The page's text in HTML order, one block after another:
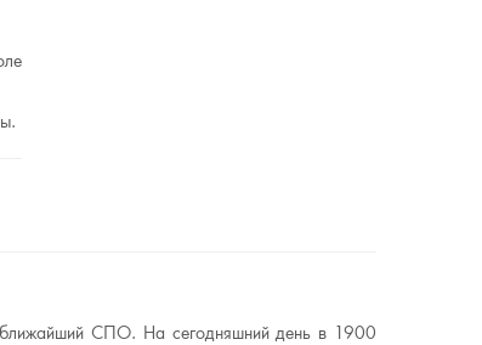
ближайший СПО. На сегодняшний день в 1900